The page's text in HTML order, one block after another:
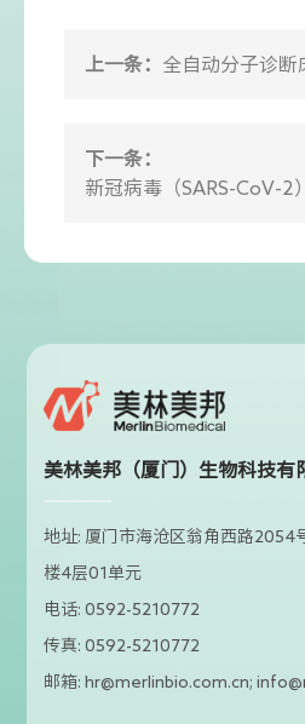
上一条： 全自动分子诊断
下一条：
新冠病毒（SARS-CoV-2
美林美邦（厦门）生物科技有
地址: 厦门市海沧区翁角西路2054
楼4层01单元
电话: 0592-5210772
传真: 0592-5210772
邮箱: hr@merlinbio.com.cn;